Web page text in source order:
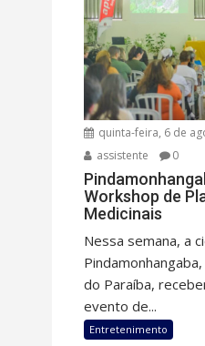
quinta-feira, 6 de
assistente
0
Workshop de
Medicinais
Nessa semana, a
do Paraíba,
evento de...
Entretenimento